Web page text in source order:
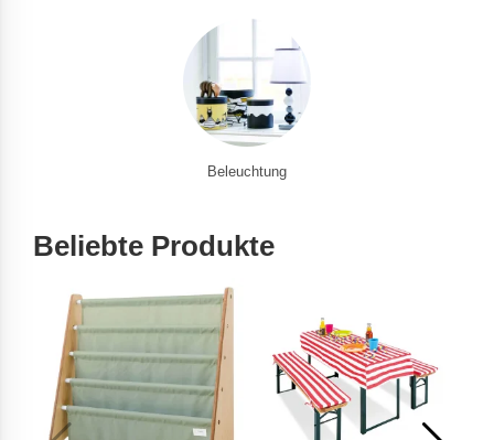
Beleuchtung
Beliebte Produkte